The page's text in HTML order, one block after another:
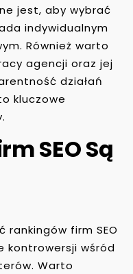
jest, aby wybrać
indywidualnym
Również warto
agencji oraz jej
działań
kluczowe
SEO Są
firm SEO
kontrowersji wśród
Warto